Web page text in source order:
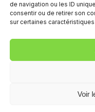
de navigation ou les ID
consentir ou de retirer son
sur certaines
Voir
Prénom